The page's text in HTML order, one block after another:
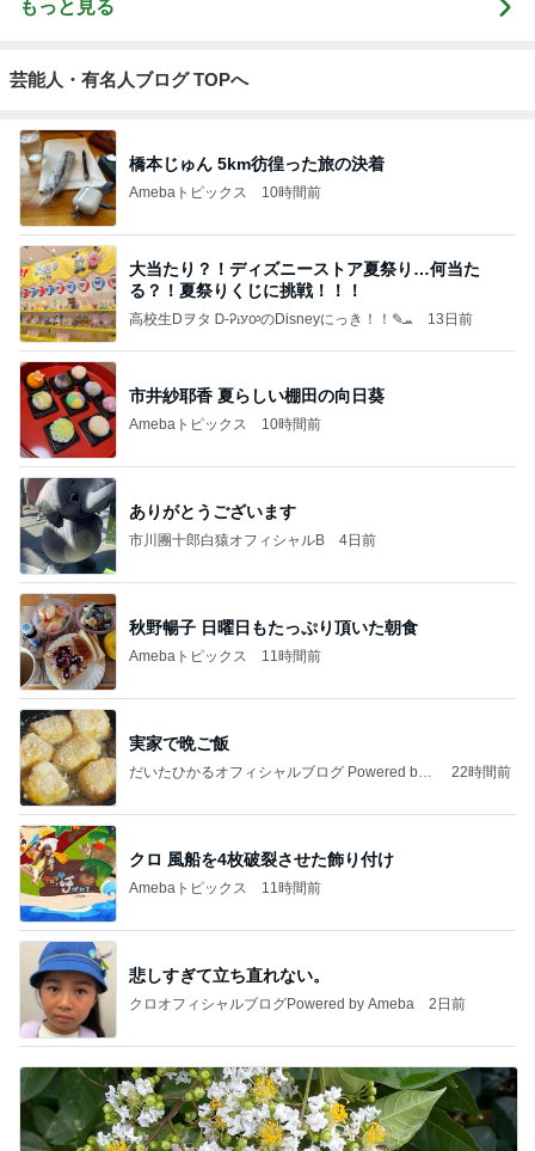
もっと見る
芸能人・有名人ブログ TOPへ
橋本じゅん 5km彷徨った旅の決着
Amebaトピックス 10時間前
大当たり？！ディズニーストア夏祭り…何当た
る？！夏祭りくじに挑戦！！！
高校生Dヲタ Ꭰ-ᎮꭵꭹꭴのDisneyにっき！！✎ܚ 13日前
市井紗耶香 夏らしい棚田の向日葵
Amebaトピックス 10時間前
ありがとうございます
市川團十郎白猿オフィシャルB 4日前
秋野暢子 日曜日もたっぷり頂いた朝食
Amebaトピックス 11時間前
実家で晩ご飯
だいたひかるオフィシャルブログ Powered by
22時間前
クロ 風船を4枚破裂させた飾り付け
Amebaトピックス 11時間前
悲しすぎて立ち直れない。
クロオフィシャルブログPowered by Ameba 2日前